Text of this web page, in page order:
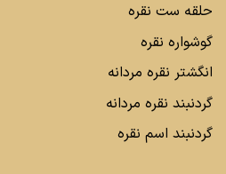
حلقه ست نقره
گوشواره نقره
انگشتر نقره مردانه
گردنبند نقره مردانه
گردنبند اسم نقره